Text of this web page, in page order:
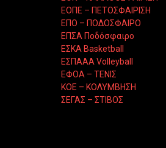
ΕΟΠΕ – ΠΕΤΟΣΦΑΙΡΙΣΗ
ΕΠΟ – ΠΟΔΟΣΦΑΙΡΟ
ΕΠΣΑ Ποδόσφαιρο
ΕΣΚΑ Basketball
ΕΣΠΑΑΑ Volleyball
ΕΦΟΑ – ΤΕΝΙΣ
ΚΟΕ – ΚΟΛΥΜΒΗΣΗ
ΣΕΓΑΣ – ΣΤΙΒΟΣ